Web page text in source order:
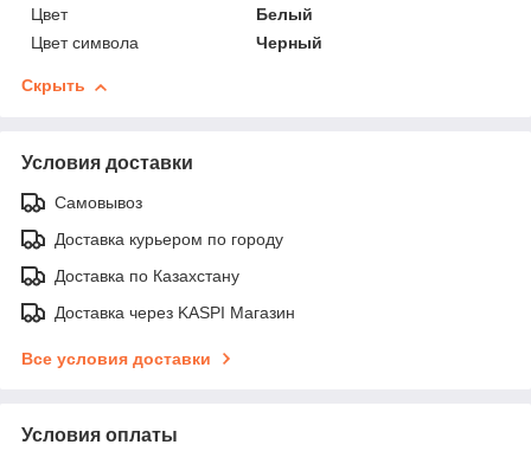
Цвет
Белый
Цвет символа
Черный
Скрыть
Условия доставки
Самовывоз
Доставка курьером по городу
Доставка по Казахстану
Доставка через KASPI Магазин
Все условия доставки
Условия оплаты